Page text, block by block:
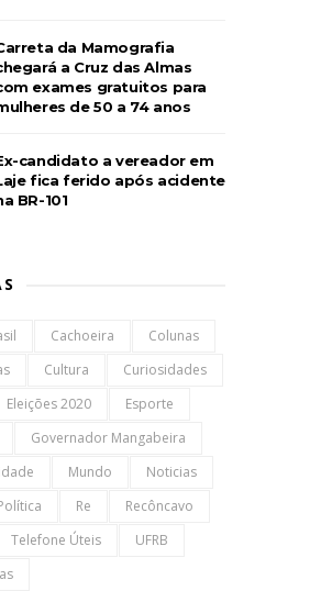
da Mamografia
a Cruz das Almas
exames gratuitos para
de 50 a 74 anos
candidato a vereador em
fica ferido após acidente
BR-101
Cachoeira
Colunas
Cultura
Curiosidades
Eleições 2020
Esporte
Governador Mangabeira
Mundo
Noticias
Re
Recôncavo
Telefone Úteis
UFRB